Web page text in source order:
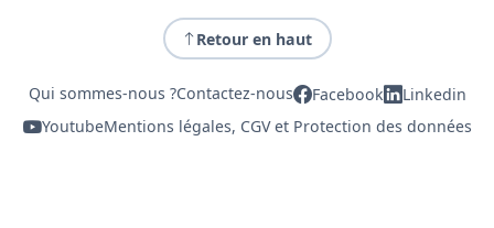
Retour en haut
Qui sommes-nous ?Contactez-nous Facebook
Linkedin
YoutubeMentions légales, CGV et Protection des données